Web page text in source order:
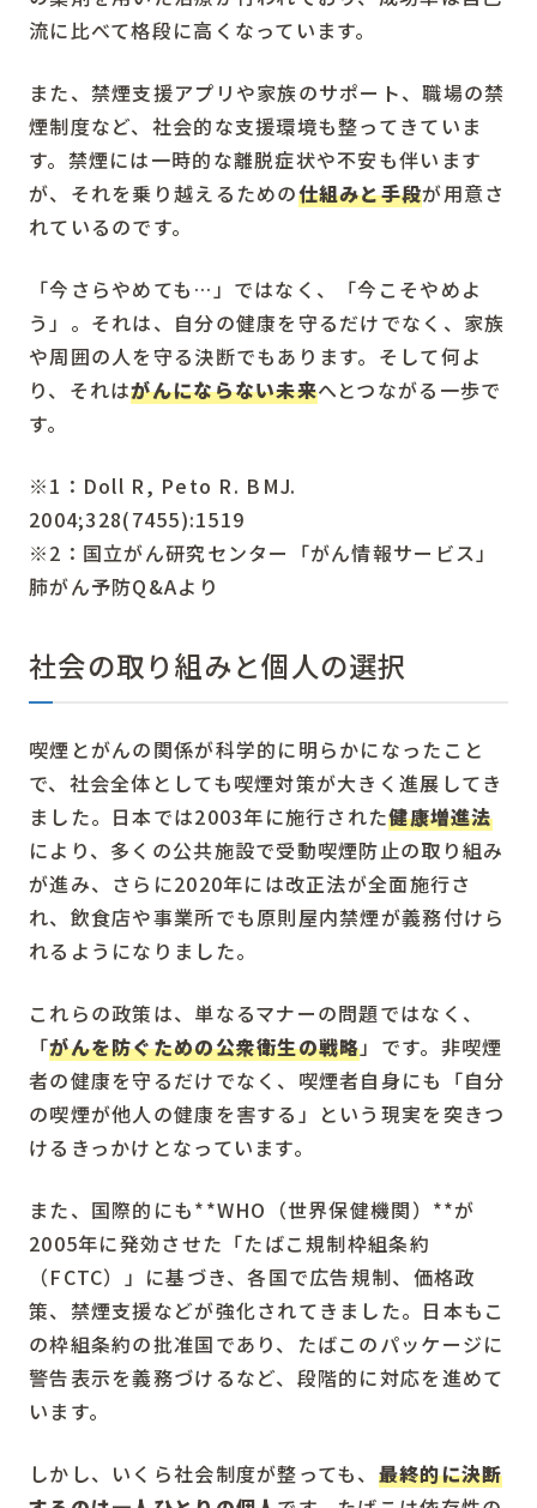
流に比べて格段に高くなっています。
また、禁煙支援アプリや家族のサポート、職場の禁
煙制度など、社会的な支援環境も整ってきていま
す。禁煙には一時的な離脱症状や不安も伴います
が、それを乗り越えるための仕組みと手段が用意さ
れているのです。
「今さらやめても…」ではなく、「今こそやめよ
う」。それは、自分の健康を守るだけでなく、家族
や周囲の人を守る決断でもあります。そして何よ
り、それはがんにならない未来へとつながる一歩で
す。
※1：Doll R, Peto R. BMJ.
2004;328(7455):1519
※2：国立がん研究センター「がん情報サービス」
肺がん予防Q&Aより
社会の取り組みと個人の選択
喫煙とがんの関係が科学的に明らかになったこと
で、社会全体としても喫煙対策が大きく進展してき
ました。日本では2003年に施行された健康増進法
により、多くの公共施設で受動喫煙防止の取り組み
が進み、さらに2020年には改正法が全面施行さ
れ、飲食店や事業所でも原則屋内禁煙が義務付けら
れるようになりました。
これらの政策は、単なるマナーの問題ではなく、
「がんを防ぐための公衆衛生の戦略」です。非喫煙
者の健康を守るだけでなく、喫煙者自身にも「自分
の喫煙が他人の健康を害する」という現実を突きつ
けるきっかけとなっています。
また、国際的にも**WHO（世界保健機関）**が
2005年に発効させた「たばこ規制枠組条約
（FCTC）」に基づき、各国で広告規制、価格政
策、禁煙支援などが強化されてきました。日本もこ
の枠組条約の批准国であり、たばこのパッケージに
警告表示を義務づけるなど、段階的に対応を進めて
います。
しかし、いくら社会制度が整っても、 最終的に決断